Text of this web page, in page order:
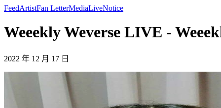
FeedArtistFan LetterMediaLiveNotice
Weeekly Weverse LIVE -
2022 年 12 月 17 日